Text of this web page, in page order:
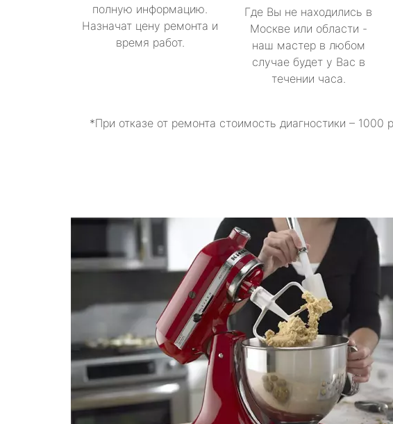
полную информацию.
Назначат цену ремонта и
время работ.
Где Вы не находились в
Москве или области -
наш мастер в любом
случае будет у Вас в
течении часа.
*При отказе от ремонта стоимость диагностики – 1000